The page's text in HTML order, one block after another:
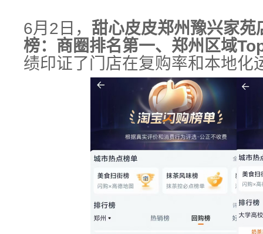
6月 2 日， 甜心皮皮郑州豫兴家
榜：商圈排名第一、郑州区域
绩印证了门店在复购率和本地化